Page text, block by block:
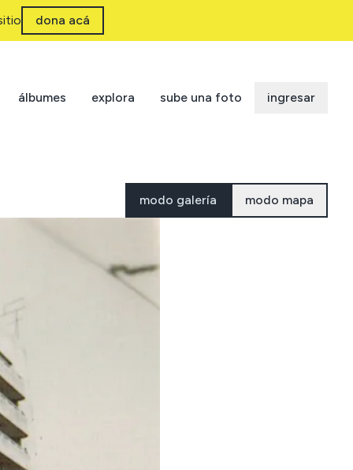
dona acá
álbumes explora sube una foto ingresar
modo galería modo mapa